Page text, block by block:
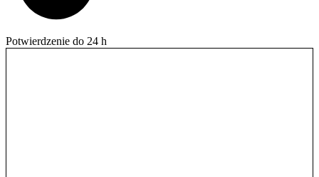
Potwierdzenie do 24 h